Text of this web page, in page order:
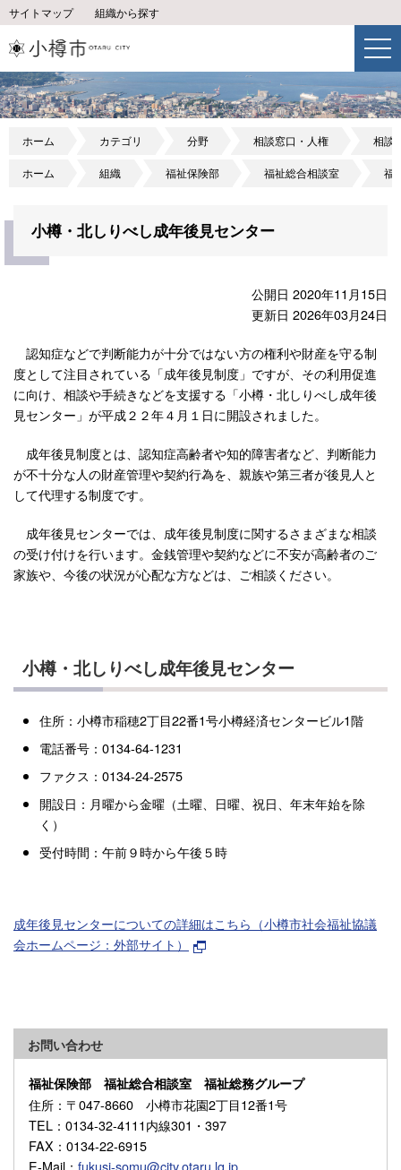
サイトマップ 組織から探す
ホーム カテゴリ 分野 相談窓口・人権 相談
ホーム 組織 福祉保険部 福祉総合相談室 福
小樽・北しりべし成年後見センター
公開日 2020年11月15日
更新日 2026年03月24日
認知症などで判断能力が十分ではない方の権利や財産を守る制
度として注目されている「成年後見制度」ですが、その利用促進
に向け、相談や手続きなどを支援する「小樽・北しりべし成年後
見センター」が平成２２年４月１日に開設されました。
成年後見制度とは、認知症高齢者や知的障害者など、判断能力
が不十分な人の財産管理や契約行為を、親族や第三者が後見人と
して代理する制度です。
成年後見センターでは、成年後見制度に関するさまざまな相談
の受け付けを行います。金銭管理や契約などに不安が高齢者のご
家族や、今後の状況が心配な方などは、ご相談ください。
小樽・北しりべし成年後見センター
住所：小樽市稲穂2丁目22番1号小樽経済センタービル1階
電話番号：0134-64-1231
ファクス：0134-24-2575
開設日：月曜から金曜（土曜、日曜、祝日、年末年始を除
く）
受付時間：午前９時から午後５時
成年後見センターについての詳細はこちら（小樽市社会福祉協議
会ホームページ：外部サイト）
お問い合わせ
福祉保険部 福祉総合相談室 福祉総務グループ
住所 ：〒047-8660 小樽市花園2丁目12番1号
TEL ：0134-32-4111内線301・397
FAX ：0134-22-6915